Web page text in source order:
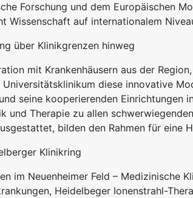
Forschung und dem Europäischen
Wissenschaft auf internationalem
über Klinikgrenzen hinweg
mit Krankenhäusern aus der
diese innovative
seine kooperierenden Einrichtungen
und Therapie zu allen
bilden den Rahmen für eine
Klinikring
im Neuenheimer Feld – Medizinische
Heidelbeger Ionenstrahl-